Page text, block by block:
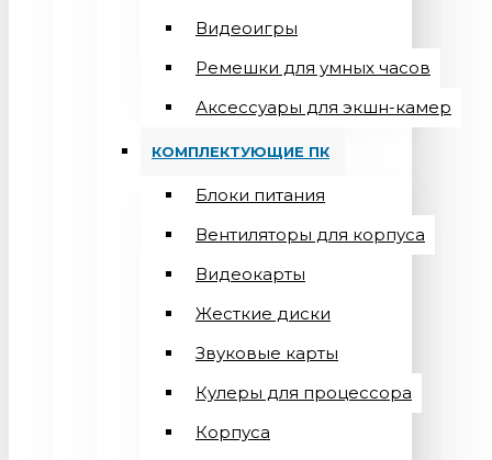
Видеоигры
Ремешки для умных часов
Аксессуары для экшн-камер
КОМПЛЕКТУЮЩИЕ ПК
Блоки питания
Вентиляторы для корпуса
Видеокарты
Жесткие диски
Звуковые карты
Кулеры для процессора
Корпуса